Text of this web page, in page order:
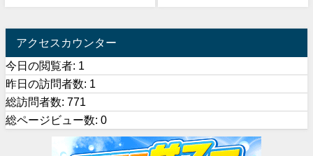
アクセスカウンター
今日の閲覧者: 1
昨日の訪問者数: 1
総訪問者数: 771
総ページビュー数: 0